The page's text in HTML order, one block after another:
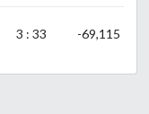
3 : 33 -69,115